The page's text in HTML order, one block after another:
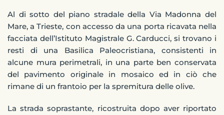
Al di sotto del piano stradale della Via Madonna del
Mare, a Trieste, con accesso da una porta ricavata nella
facciata dell’Istituto Magistrale G. Carducci, si trovano i
resti di una Basilica Paleocristiana, consistenti in
alcune mura perimetrali, in una parte ben conservata
del pavimento originale in mosaico ed in ciò che
rimane di un frantoio per la spremitura delle olive.
La strada soprastante, ricostruita dopo aver riportato